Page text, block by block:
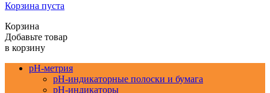
Корзина пуста
Корзина
Добавьте товар
в корзину
pH-метрия
pH-индикаторные полоски и бумага
pH-индикаторы